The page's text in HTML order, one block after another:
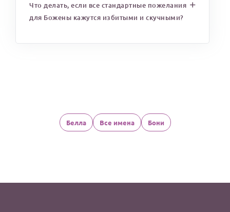
Что делать, если все стандартные пожелания
для Божены кажутся избитыми и скучными?
Белла Все имена Бони